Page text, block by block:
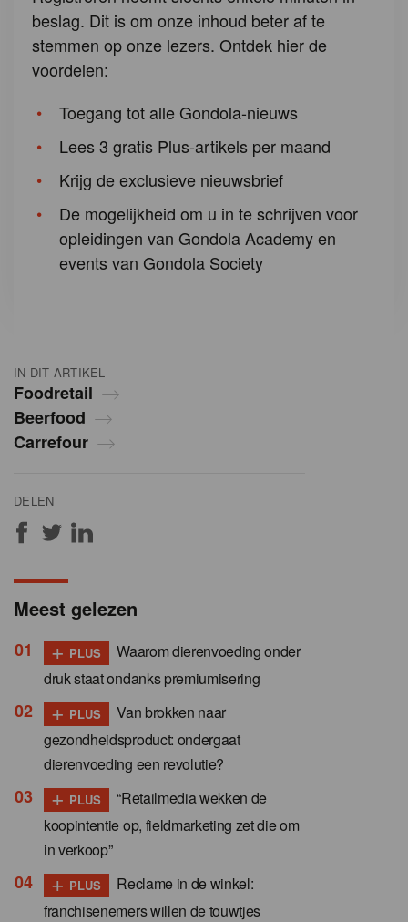
IN DIT ARTIKEL
Foodretail
Beerfood
Carrefour
DELEN
beslag. Dit is om onze inhoud beter af te
stemmen op onze lezers. Ontdek hier de
voordelen:
Toegang tot alle Gondola-nieuws
Lees 3 gratis Plus-artikels per maand
Krijg de exclusieve nieuwsbrief
De mogelijkheid om u in te schrijven voor
opleidingen van Gondola Academy en
events van Gondola Society
Meest gelezen
+ PLUS
Waarom dierenvoeding onder
druk staat ondanks premiumisering
+ PLUS
Van brokken naar
gezondheidsproduct: ondergaat
dierenvoeding een revolutie?
+ PLUS
“Retailmedia wekken de
koopintentie op, fieldmarketing zet die om
in verkoop”
+ PLUS
Reclame in de winkel:
franchisenemers willen de touwtjes